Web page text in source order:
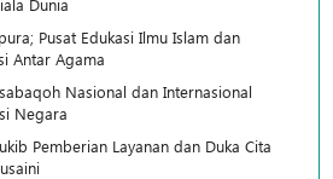
Dunia
Pusat Edukasi Ilmu Islam dan
Antar Agama
Nasional dan Internasional
Negara
Pemberian Layanan dan Duka Cita